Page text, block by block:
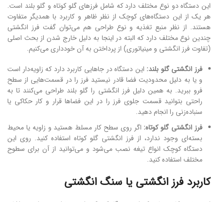
این دستگاه دو نوع مختلف دارد که شامل فرزهای گلو کوتاه و گلو بلند است.
هر یک از این دستگاه‌های کوچک از نظر ظاهر و کاربرد با همدیگر متفاوت
هستند. از نظر منبع تغذیه و نوع طراحی هم می‌توان گفت فرز انگشتی
چندین نوع مختلف دارد که البته در اینجا به دلیل خارج شدن از بحث اصلی
(تفاوت فرز انگشتی و مینیاتوری) از پرداختن به آن خودداری می‌کنیم.
فرز انگشتی گلو بلند: این دستگاه در جاهایی کاربرد دارد که زاویه‌دار است
و یا به دلیل محدودیت فضا قادر نیستید فرز را در قسمت‌هایی از سطح
فرو ببرید. به همین دلیل فرز انگشتی را گلو بلند طراحی می‌کنند تا به
راحتی بتوانید قسمت جلوی فرز را در این فضاها قرار و کار حکاکی یا
سنباده‌زنی را انجام دهید.
فرز انگشتی گلو کوتاه: اگر روی سطح کار مسلط هستید و زاویه یا محیط
بسته‌ای وجود ندارد، از فرز انگشتی گلو کوتاه استفاده کنید. روی این
دستگاه کوچک انواع تیغه نصب می‌شود و می‌توانید از آن برای سطوح
مختلف استفاده کنید.
کاربرد فرز انگشتی یا سنگ انگشتی